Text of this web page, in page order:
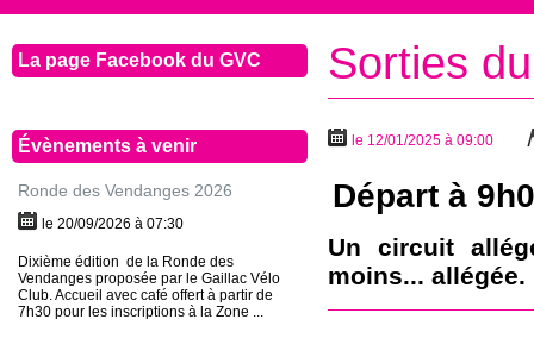
Sorties
le 12/01/2025 à 09:00
Départ à
Un circuit
moins... allégée.
La page Facebook du GVC
Évènements à venir
Ronde des Vendanges 2026
le 20/09/2026 à 07:30
Dixième édition de la Ronde des
Vendanges proposée par le Gaillac Vélo
Club. Accueil avec café offert à partir de
7h30 pour les inscriptions à la Zone ...